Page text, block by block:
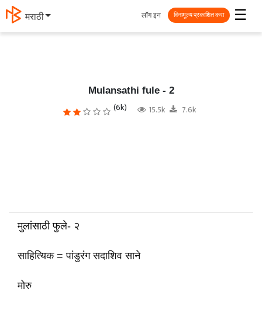
मराठी ☰
लॉग इन विनामूल्य प्रकाशित करा
Mulansathi fule - 2
(6k) 15.5k 7.6k
मुलांसाठी फुले- २
साहित्यिक = पांडुरंग सदाशिव साने
मोरु